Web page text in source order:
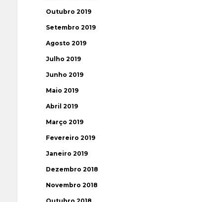
Outubro 2019
Setembro 2019
Agosto 2019
Julho 2019
Junho 2019
Maio 2019
Abril 2019
Março 2019
Fevereiro 2019
Janeiro 2019
Dezembro 2018
Novembro 2018